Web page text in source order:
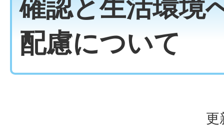
確認と生活環境
配慮について
更